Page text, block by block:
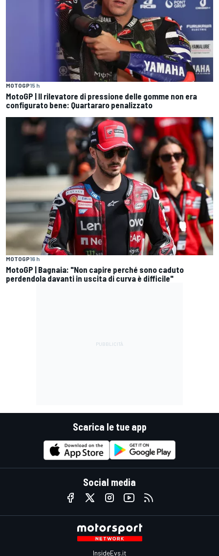
MOTOGP15 h
MotoGP | Il rilevatore di pressione delle gomme non era
configurato bene: Quartararo penalizzato
MOTOGP16 h
MotoGP | Bagnaia: "Non capire perché sono caduto
perdendola davanti in uscita di curva è difficile"
Scarica le tue app
Social media
InsideEvs.it